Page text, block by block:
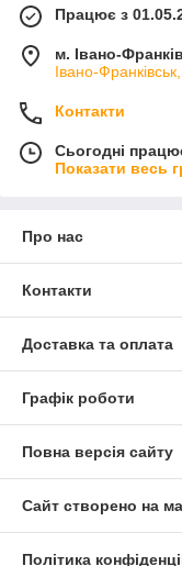
Працює з
м. Івано-
Івано-
Контакти
Сьогодні
Показати весь
Про нас
Контакти
Доставка та оплата
Графік роботи
Повна версія сайту
Сайт створено на
Політика